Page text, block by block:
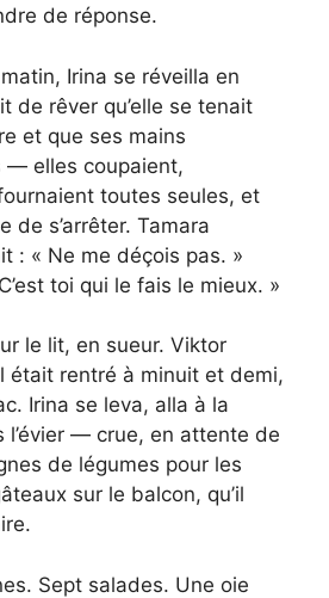
de réponse.
Irina se réveilla en
de rêver qu’elle se tenait
et que ses mains
— elles coupaient,
toutes seules, et
de s’arrêter. Tamara
: « Ne me déçois pas. »
toi qui le fais le mieux. »
le lit, en sueur. Viktor
rentré à minuit et demi,
Irina se leva, alla à la
l’évier — crue, en attente de
de légumes pour les
sur le balcon, qu’il
Sept salades. Une oie